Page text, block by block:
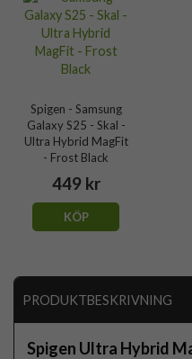
Spigen - Samsung
Galaxy S25 - Skal -
Ultra Hybrid MagFit
- Frost Black
449 kr
KÖP
PRODUKTBESKRIVNING
Spigen Ultra Hybrid